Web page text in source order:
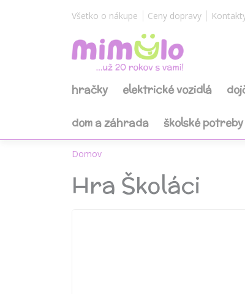
Všetko o nákupe Ceny dopravy
hračky elektrické vozidlá
dom a záhrada školské potreby
Domov
Hra Školáci